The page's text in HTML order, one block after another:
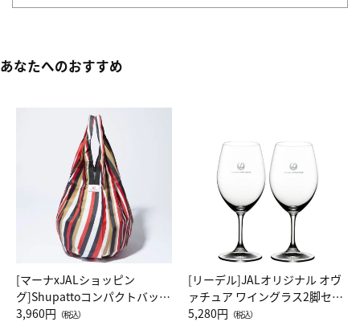
あなたへのおすすめ
[マーナxJALショッピン
グ]Shupattoコンパクトバッグ
Drop JAL客室乗務員（LC）ス
3,960円 （税込）
[リーデル]JALオリジナル オヴ
ァチュア ワイングラス2脚セッ
ト（レッドワイン）
5,280円 （税込）